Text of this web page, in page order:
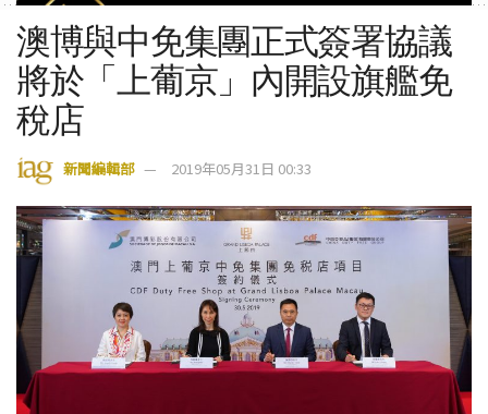
澳博與中免集團正式簽署協議
將於「上葡京」內開設旗艦免
稅店
新聞編輯部 2019年05月31日 00:33